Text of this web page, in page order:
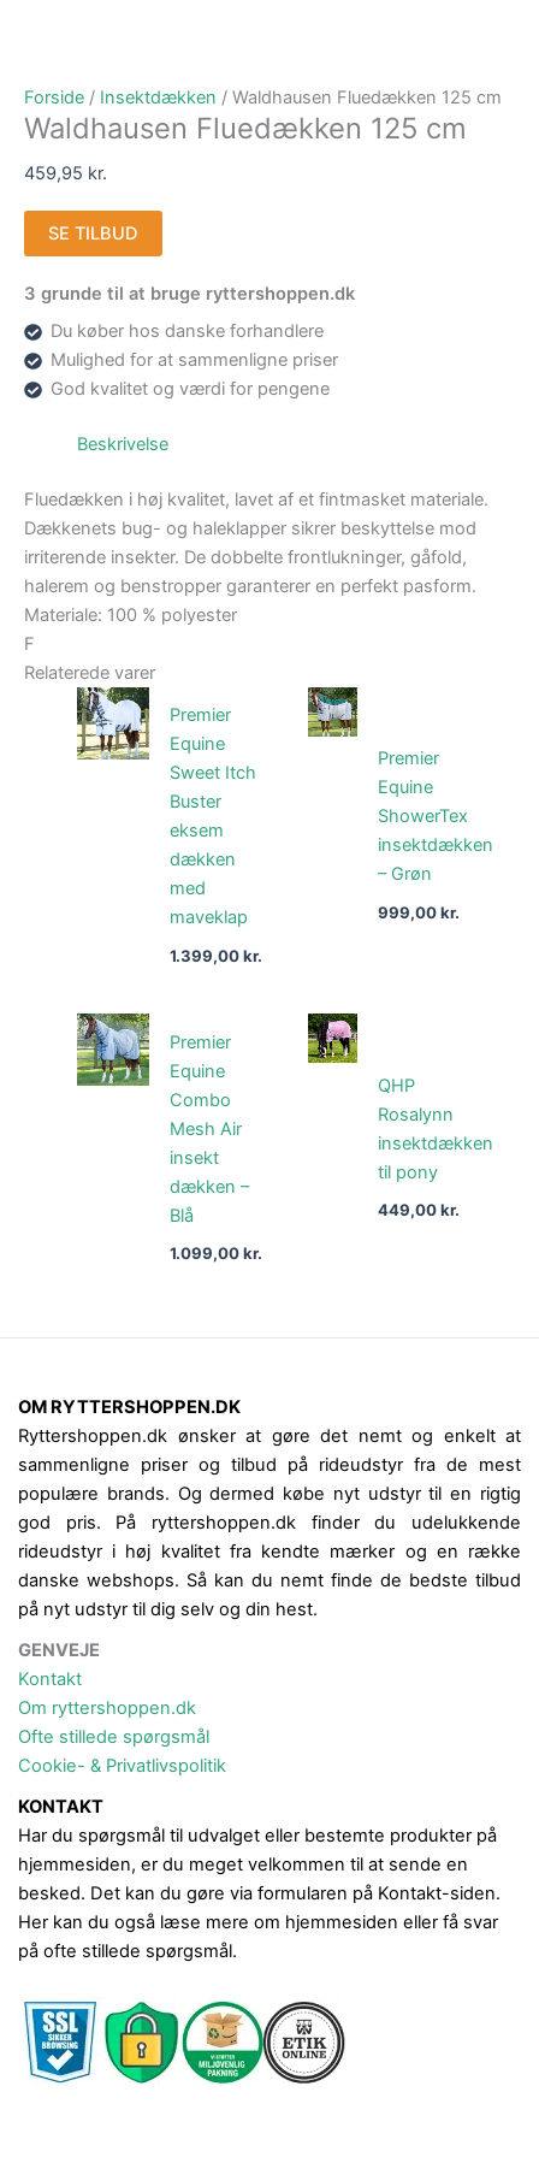
Forside / Insektdækken / Waldhausen Fluedækken 125 cm
Waldhausen Fluedækken 125 cm
459,95 kr.
SE TILBUD
3 grunde til at bruge ryttershoppen.dk
Du køber hos danske forhandlere
Mulighed for at sammenligne priser
God kvalitet og værdi for pengene
Beskrivelse
Fluedækken i høj kvalitet, lavet af et fintmasket materiale.
Dækkenets bug- og haleklapper sikrer beskyttelse mod
irriterende insekter. De dobbelte frontlukninger, gåfold,
halerem og benstropper garanterer en perfekt pasform.
Materiale: 100 % polyester
F
Relaterede varer
Premier
Equine
Sweet Itch
Buster
eksem
dækken
med
maveklap
1.399,00kr.
Premier
Equine
ShowerTex
insektdækken
– Grøn
999,00kr.
Premier
Equine
Combo
Mesh Air
insekt
dækken –
Blå
1.099,00kr.
QHP
Rosalynn
insektdækken
til pony
449,00kr.
OM RYTTERSHOPPEN.DK
Ryttershoppen.dk ønsker at gøre det nemt og enkelt at
sammenligne priser og tilbud på rideudstyr fra de mest
populære brands. Og dermed købe nyt udstyr til en rigtig
god pris. På ryttershoppen.dk finder du udelukkende
rideudstyr i høj kvalitet fra kendte mærker og en række
danske webshops. Så kan du nemt finde de bedste tilbud
på nyt udstyr til dig selv og din hest.
GENVEJE
Kontakt
Om ryttershoppen.dk
Ofte stillede spørgsmål
Cookie- & Privatlivspolitik
KONTAKT
Har du spørgsmål til udvalget eller bestemte produkter på
hjemmesiden, er du meget velkommen til at sende en
besked. Det kan du gøre via formularen på Kontakt-siden.
Her kan du også læse mere om hjemmesiden eller få svar
på ofte stillede spørgsmål.